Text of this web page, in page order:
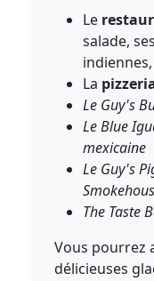
Le
salade,
La
Le Guy's
Le Blue
mexicaine
Le Guy's
The Taste
Vous pourrez
délicieuses